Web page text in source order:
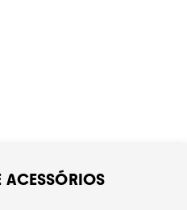
ACESSÓRIOS